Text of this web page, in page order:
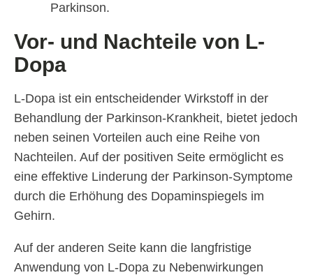
Parkinson.
Vor- und Nachteile von L-
Dopa
L-Dopa ist ein entscheidender Wirkstoff in der
Behandlung der Parkinson-Krankheit, bietet jedoch
neben seinen Vorteilen auch eine Reihe von
Nachteilen. Auf der positiven Seite ermöglicht es
eine effektive Linderung der Parkinson-Symptome
durch die Erhöhung des Dopaminspiegels im
Gehirn.
Auf der anderen Seite kann die langfristige
Anwendung von L-Dopa zu Nebenwirkungen